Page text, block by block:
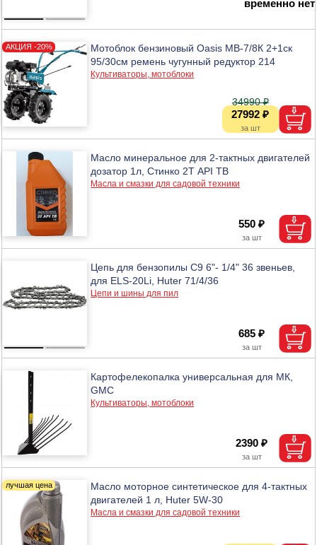
временно нет
Мотоблок бензиновый Oasis MB-7/8К 2+1ск
95/30см ремень чугунный редуктор 214
Культиваторы, мотоблоки
27992 ₽
34990 ₽
Масло минеральное для 2-тактных двигателей
дозатор 1л, Стинко 2Т API TB
Масла и смазки для садовой техники
550 ₽
Цепь для бензопилы C9 6"- 1/4" 36 звеньев,
для ELS-20Li, Huter 71/4/36
Цепи и шины для пил
685 ₽
Картофелекопалка универсальная для МК,
GMC
Культиваторы, мотоблоки
2390 ₽
Масло моторное синтетическое для 4-тактных
двигателей 1 л, Huter 5W-30
Масла и смазки для садовой техники